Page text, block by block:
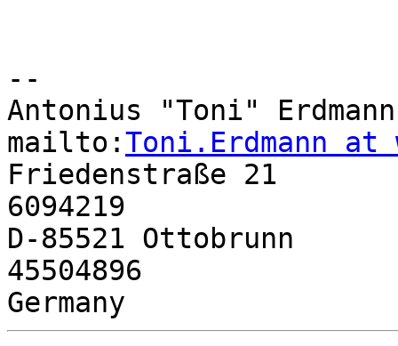
--
Antonius "Toni" Erdmann
mailto:Toni.Erdmann at
Friedenstraße 21
6094219
D-85521 Ottobrunn
45504896